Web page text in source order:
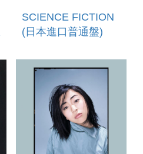
SCIENCE FICTION
(日本進口普通盤)